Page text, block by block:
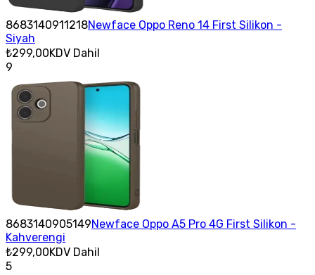
8683140911218Newface Oppo Reno 14 First Silikon -
Siyah
₺299,00KDV Dahil
9
8683140905149Newface Oppo A5 Pro 4G First Silikon -
Kahverengi
₺299,00KDV Dahil
5